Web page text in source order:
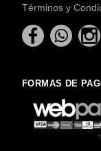
Términos y
FORMAS DE